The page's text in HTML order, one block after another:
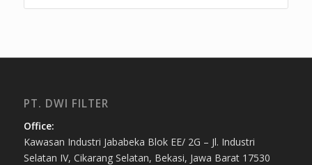
PT. DWI FILTER
Office:
Kawasan Industri Jababeka Blok EE/ 2G – Jl. Industri
Selatan IV, Cikarang Selatan, Bekasi, Jawa Barat 17530